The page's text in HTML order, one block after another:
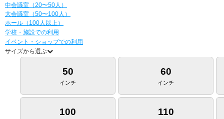
中会議室（20〜50人）
大会議室（50〜100人）
ホール（100人以上）
学校・施設での利用
イベント・ショップでの利用
サイズから選ぶ
50
インチ
60
インチ
100 110